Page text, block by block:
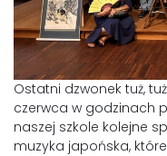
Ostatni dzwonek tuż,
czerwca w godzinach
naszej szkole kolejne
muzyka japońska,